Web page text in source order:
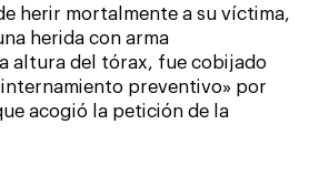
herir mortalmente a su víctima,
herida con arma
altura del tórax, fue cobijado
preventivo» por
acogió la petición de la